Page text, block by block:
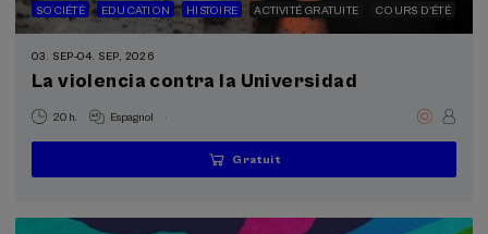
SOCIÉTÉ EDUCATION HISTOIRE ACTIVITÉ GRATUITE COURS D'ÉTÉ
03. SEP-04. SEP, 2026
La violencia contra la Universidad
20 h. Espagnol .
...
Gratuit
Dernières
places
Gratuit
Date
passée
Liste
d'attente
Période
d'inscription